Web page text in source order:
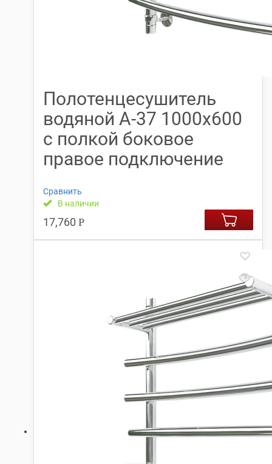
Полотенцесушитель
водяной А-37 1000х600
с полкой боковое
правое подключение
Сравнить
В наличии
17,760 Р